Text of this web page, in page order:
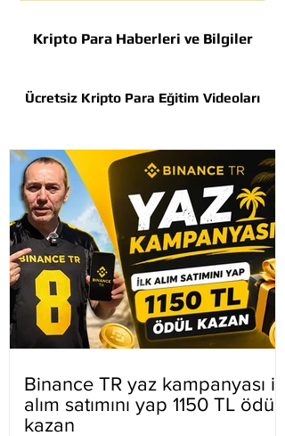
Ücretsiz Kripto Para Eğitim Videoları
Kripto Para Haberleri ve Bilgiler
Binance TR yaz kampanyası ilk
alım satımını yap 1150 TL ödül
kazan